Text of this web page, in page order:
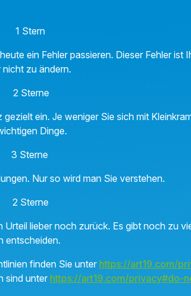
ein Fehler passieren. Dieser Fehler ist
nicht zu ändern.
ein. Je weniger Sie sich mit
Dinge.
Nur so wird man Sie verstehen.
Urteil lieber noch zurück. Es gibt noch zu
entscheiden.
finden Sie unter https://art19.com/
sind unter https://art19.com/privacy#do-